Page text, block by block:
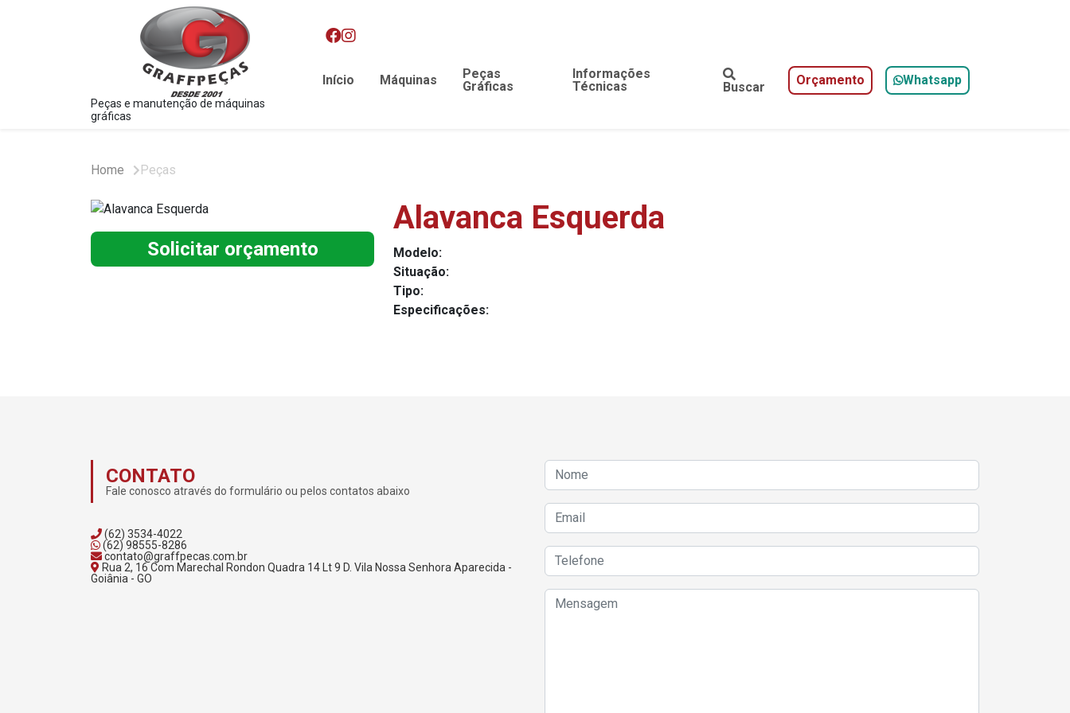
Peças e manutenção de máquinas
gráficas
Início Máquinas
Peças
Gráficas
Informações
Técnicas
Buscar Orçamento Whatsapp
Home Peças
Solicitar orçamento
Alavanca Esquerda
Modelo:
Situação:
Tipo:
Especificações:
CONTATO
Fale conosco através do formulário ou pelos contatos abaixo
(62) 3534-4022
(62) 98555-8286
contato@graffpecas.com.br
Rua 2, 16 Com Marechal Rondon Quadra 14 Lt 9 D. Vila Nossa Senhora Aparecida -
Goiânia - GO